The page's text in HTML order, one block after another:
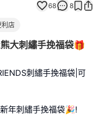
68 8
利店
大刺繡手挽福袋🎁
刺繡手挽福袋|可
年刺繡手挽福袋🎉!